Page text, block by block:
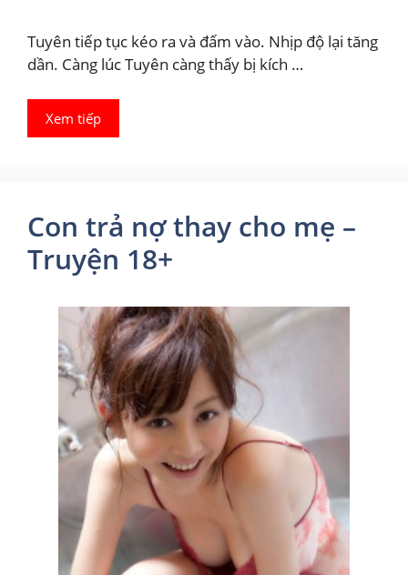
Tuyên tiếp tục kéo ra và đấm vào. Nhịp độ lại tăng
dần. Càng lúc Tuyên càng thấy bị kích …
Xem tiếp
Con trả nợ thay cho mẹ –
Truyện 18+